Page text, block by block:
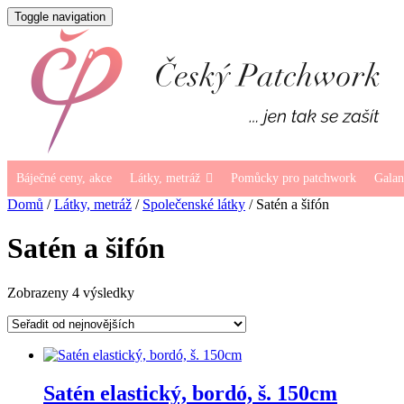
Toggle navigation
Báječné ceny, akce Látky, metráž Pomůcky pro patchwork
Domů /Látky, metráž / Společenské látky / Satén a šifón
Satén a šifón
Zobrazeny 4 výsledkySeřazeno
nejnovějších
Satén elastický, bordó, š. 150cm